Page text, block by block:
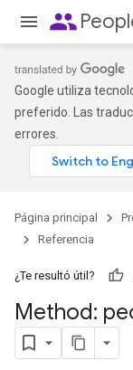
people
Google utiliza
preferido. Las
errores.
Página principal
Referencia
¿Te resultó útil?
Method: